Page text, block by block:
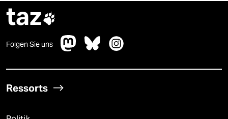
taz
Folgen Sie uns
Ressorts